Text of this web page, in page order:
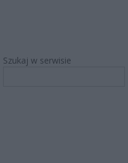
Szukaj w serwisie